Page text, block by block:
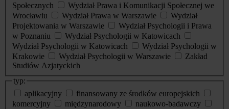
Społecznych
Wydział Prawa i Komunikacji Społecznej we
Wrocławiu
Wydział Prawa w Warszawie
Wydział
Projektowania w Warszawie
Wydział Psychologii i Prawa
w Poznaniu
Wydział Psychologii w Katowicach
Wydział Psychologii w Katowicach
Wydział Psychologii w
Krakowie
Wydział Psychologii w Warszawie
Zakład
Studiów Azjatyckich
typ:
aplikacyjny
finansowany ze środków europejskich
komercyjny
międzynarodowy
naukowo-badawczy